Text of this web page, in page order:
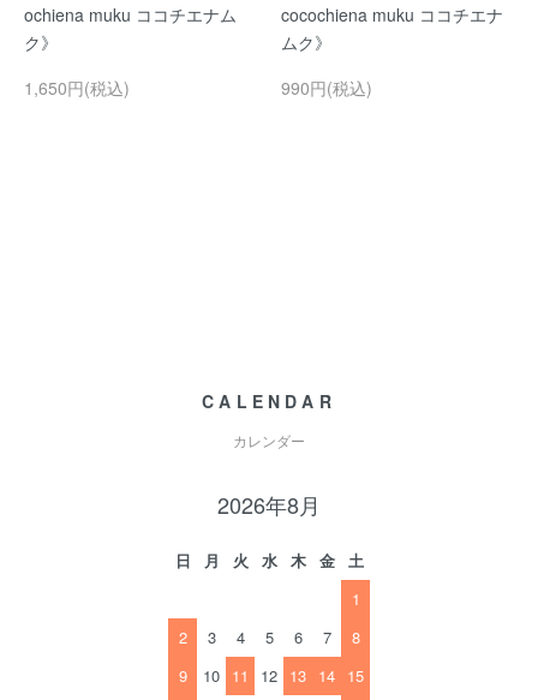
ochiena muku ココチエナム
ク》
1,650円(税込)
cocochiena muku ココチエナ
ムク》
990円(税込)
CALENDAR
カレンダー
2026年8月
日 月 火 水 木 金
土
1
2
3 4 5 6 7
8
9
10 11 12 13 14 15